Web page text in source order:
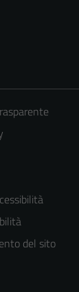
del sito